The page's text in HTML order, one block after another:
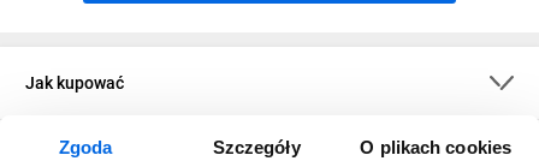
Zgoda Szczegóły O plikach cookies
Jak kupować
O firmie